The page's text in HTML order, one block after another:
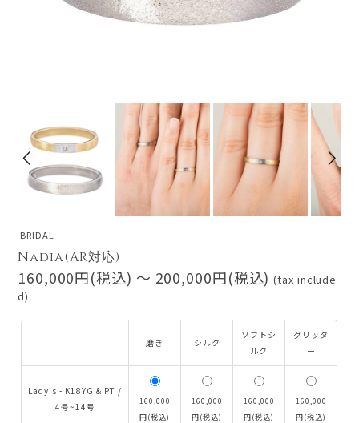
BRIDAL
Nadia(AR対応)
160,000円(税込) 〜 200,000円(税込) (tax include
d)
磨き シルク
ソフトシ
ルク
グリッタ
ー
Lady's - K18YG & PT /
4号~14号
160,000
円(税込)
160,000
円(税込)
160,000
円(税込)
160,000
円(税込)